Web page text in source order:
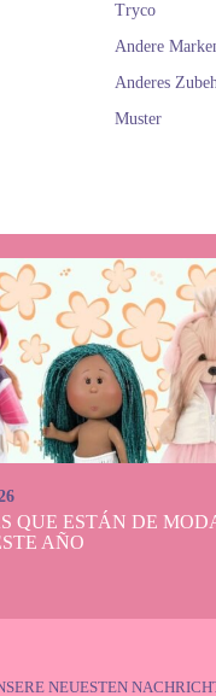
Tryco
Andere
Anderes
Muster
QUE ESTÁN DE
AÑO
NEUESTEN